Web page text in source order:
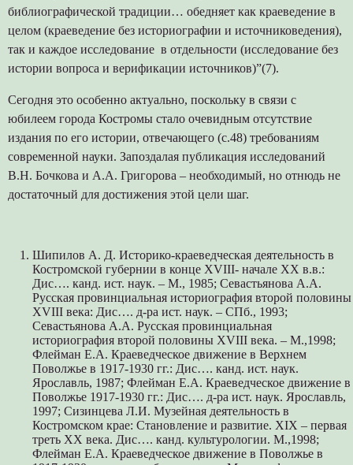
библиографической традиции… обедняет как краеведение в
целом (краеведение без историографии и источниковедения),
так и каждое исследование в отдельности (исследование без
истории вопроса и верификации источников)”(7).
Сегодня это особенно актуально, поскольку в связи с
юбилеем города Костромы стало очевидным отсутствие
издания по его истории, отвечающего (с.48) требованиям
современной науки. Запоздалая публикация исследований
В.Н. Бочкова и А.А. Григорова – необходимый, но отнюдь не
достаточный для достижения этой цели шаг.
Шипилов А. Д. Историко-краеведческая деятельность в
Костромской губернии в конце XVIII- начале XX в.в.:
Дис…. канд. ист. наук. – М., 1985; Севастьянова А.А.
Русская провинциальная историография второй половины
XVIII века: Дис…. д-ра ист. наук. – СПб., 1993;
Севастьянова А.А. Русская провинциальная
историография второй половины XVIII века. – М.,1998;
Флейман Е.А. Краеведческое движение в Верхнем
Поволжье в 1917-1930 гг.: Дис…. канд. ист. наук.
Ярославль, 1987; Флейман Е.А. Краеведческое движение в
Поволжье 1917-1930 гг.: Дис…. д-ра ист. наук. Ярославль,
1997; Сизинцева Л.И. Музейная деятельность в
Костромском крае: Становление и развитие. XIX – первая
треть XX века. Дис…. канд. культурологии. М.,1998;
Флейман Е.А. Краеведческое движение в Поволжье в